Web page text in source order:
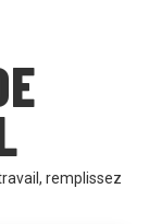
remplissez